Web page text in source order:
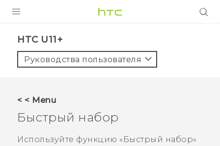
5G
HTC U11+‎
Руководства пользователя
< < Menu
Быстрый набор
Используйте функцию «Быстрый набор»